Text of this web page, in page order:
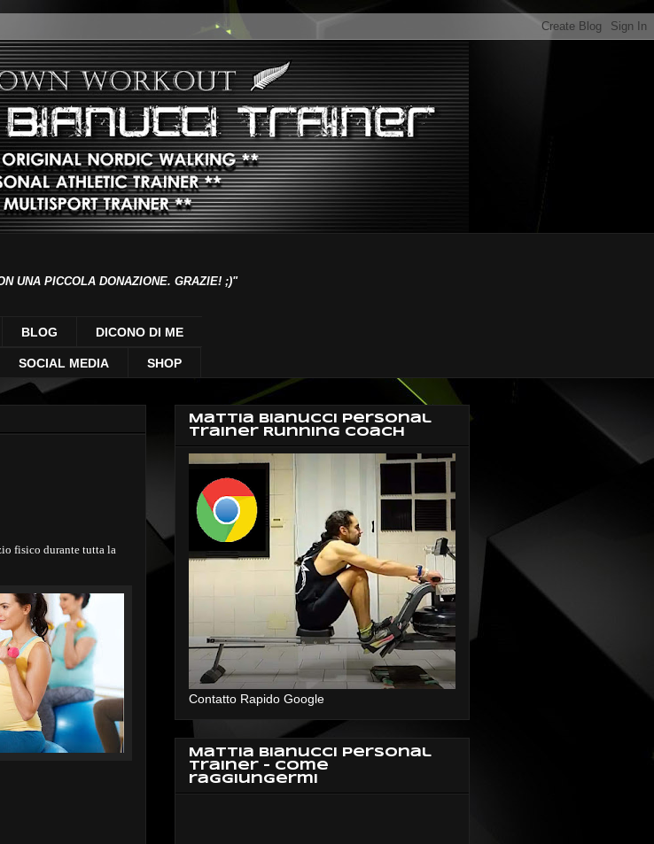
UNA PICCOLA DONAZIONE. GRAZIE! ;)"
BLOG DICONO DI ME
SOCIAL MEDIA SHOP
fisico durante tutta la
Mattia Bianucci Personal
Trainer Running Coach
Contatto Rapido Google
Mattia Bianucci Personal
Trainer - Come
raggiungermi